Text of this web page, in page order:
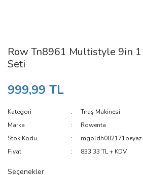
Row Tn8961 Multistyle 9in 1
Seti
999,99 TL
Kategori
Tıraş Makinesi
Marka
Rowenta
Stok Kodu
mgoldh082171beyaz
Fiyat
833,33 TL + KDV
Seçenekler